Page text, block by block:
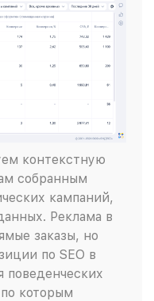
контекстную
собранным
кампаний,
Реклама в
заказы, но
по SEO в
поведенческих
которым